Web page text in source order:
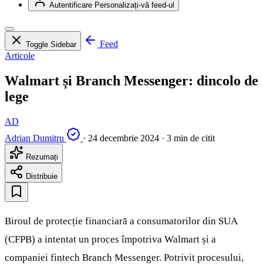
Autentificare Personalizați-vă feed-ul
Toggle Sidebar
Feed
Articole
Walmart și Branch Messenger: dincolo de
lege
AD
Adrian Dumitru
· 24 decembrie 2024 · 3 min de citit
Rezumați
Distribuie
Biroul de protecție financiară a consumatorilor din SUA
(CFPB) a intentat un proces împotriva Walmart și a
companiei fintech Branch Messenger. Potrivit procesului,